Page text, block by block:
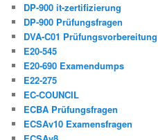
DP-900 it-zertifizierung
DP-900 Prüfungsfragen
DVA-C01 Prüfungsvorbereitung
E20-545
E20-690 Examendumps
E22-275
EC-COUNCIL
ECBA Prüfungsfragen
ECSAv10 Examensfragen